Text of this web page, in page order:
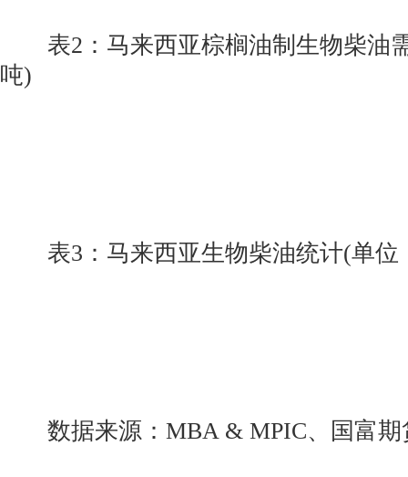
表2：马来西亚棕榈油制生物柴油
吨)
表3：马来西亚生物柴油统计(单位
数据来源：MBA & MPIC、国富期